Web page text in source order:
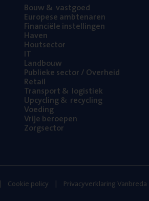
Bouw& vastgoed
Euro­pe­se ambtenaren
Finan­ci­ë­le instellingen
Haven
Hout­sec­tor
IT
Land­bouw
Publie­ke sec­tor / Overheid
Retail
Trans­port& logistiek
Upcy­cling& recycling
Voe­ding
Vrije beroe­pen
Zorg­sec­tor
Cookie policy Privacyverklaring Vanbreda